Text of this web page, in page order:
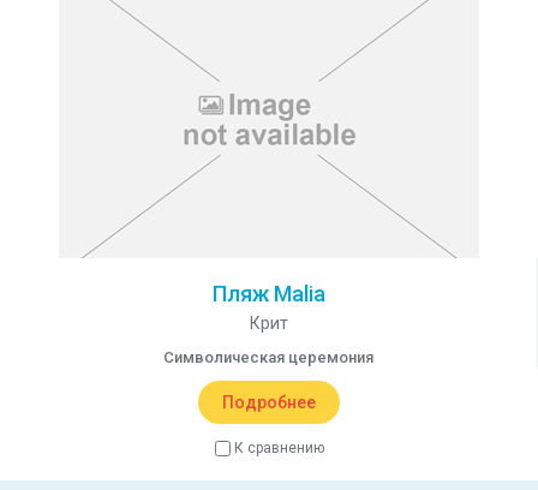
Пляж Malia
Крит
Символическая церемония
Подробнее
К сравнению